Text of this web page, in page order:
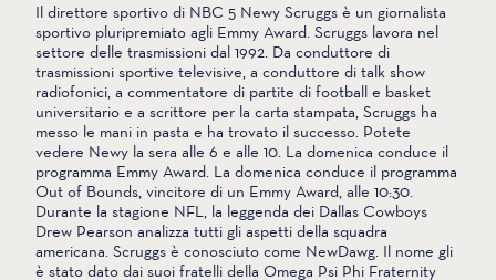
Il direttore sportivo di NBC 5 Newy Scruggs è un giornalista
sportivo pluripremiato agli Emmy Award. Scruggs lavora nel
settore delle trasmissioni dal 1992. Da conduttore di
trasmissioni sportive televisive, a conduttore di talk show
radiofonici, a commentatore di partite di football e basket
universitario e a scrittore per la carta stampata, Scruggs ha
messo le mani in pasta e ha trovato il successo. Potete
vedere Newy la sera alle 6 e alle 10. La domenica conduce il
programma Emmy Award. La domenica conduce il programma
Out of Bounds, vincitore di un Emmy Award, alle 10:30.
Durante la stagione NFL, la leggenda dei Dallas Cowboys
Drew Pearson analizza tutti gli aspetti della squadra
americana. Scruggs è conosciuto come NewDawg. Il nome gli
è stato dato dai suoi fratelli della Omega Psi Phi Fraternity